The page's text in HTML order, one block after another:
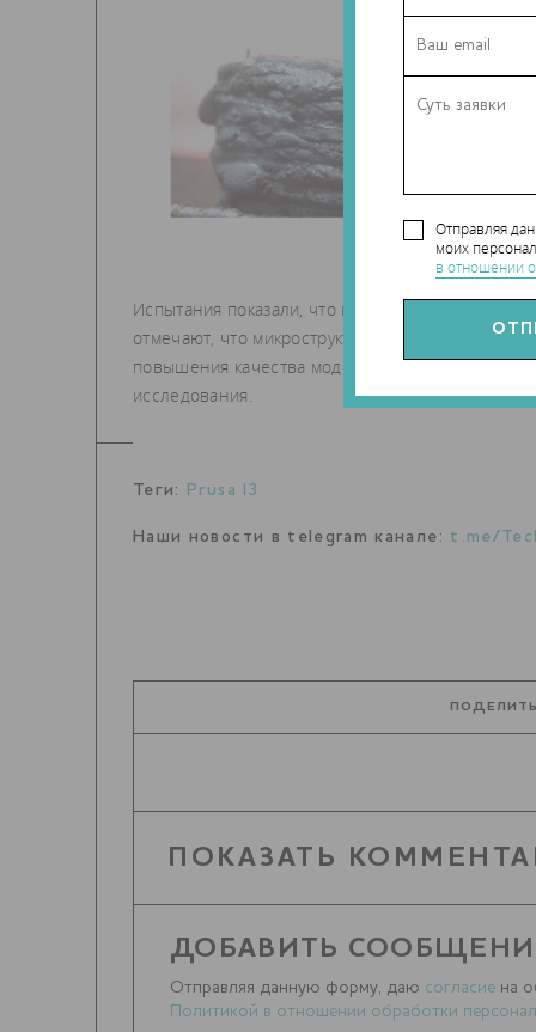
Отправляя
моих
в отношении
Испытания показали, что простые модели
отмечают, что микроструктура материала
повышения качества моделей и тщательного
исследования.
Теги: Prusa I3
Наши новости в telegram канале: t.me/
ПОКАЗАТЬ
ДОБАВИТЬ
Отправляя данную форму, даю согласие на
Политикой в отношении обработки